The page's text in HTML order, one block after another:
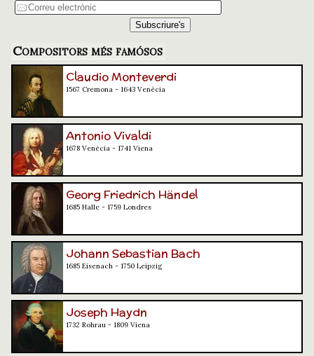
Compositors més famósos
Claudio Monteverdi
1567 Cremona - 1643 Venècia
Antonio Vivaldi
1678 Venècia - 1741 Viena
Georg Friedrich Händel
1685 Halle - 1759 Londres
Johann Sebastian Bach
1685 Eisenach - 1750 Leipzig
Joseph Haydn
1732 Rohrau - 1809 Viena